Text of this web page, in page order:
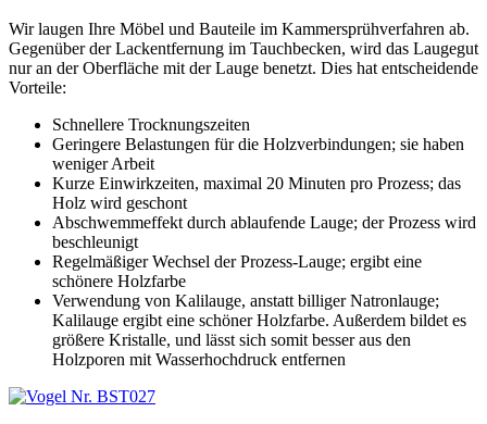
Wir laugen Ihre Möbel und Bauteile im Kammersprühverfahren ab.
Gegenüber der Lackentfernung im Tauchbecken, wird das Laugegut
nur an der Oberfläche mit der Lauge benetzt. Dies hat entscheidende
Vorteile:
Schnellere Trocknungszeiten
Geringere Belastungen für die Holzverbindungen; sie haben
weniger Arbeit
Kurze Einwirkzeiten, maximal 20 Minuten pro Prozess; das
Holz wird geschont
Abschwemmeffekt durch ablaufende Lauge; der Prozess wird
beschleunigt
Regelmäßiger Wechsel der Prozess-Lauge; ergibt eine
schönere Holzfarbe
Verwendung von Kalilauge, anstatt billiger Natronlauge;
Kalilauge ergibt eine schöner Holzfarbe. Außerdem bildet es
größere Kristalle, und lässt sich somit besser aus den
Holzporen mit Wasserhochdruck entfernen